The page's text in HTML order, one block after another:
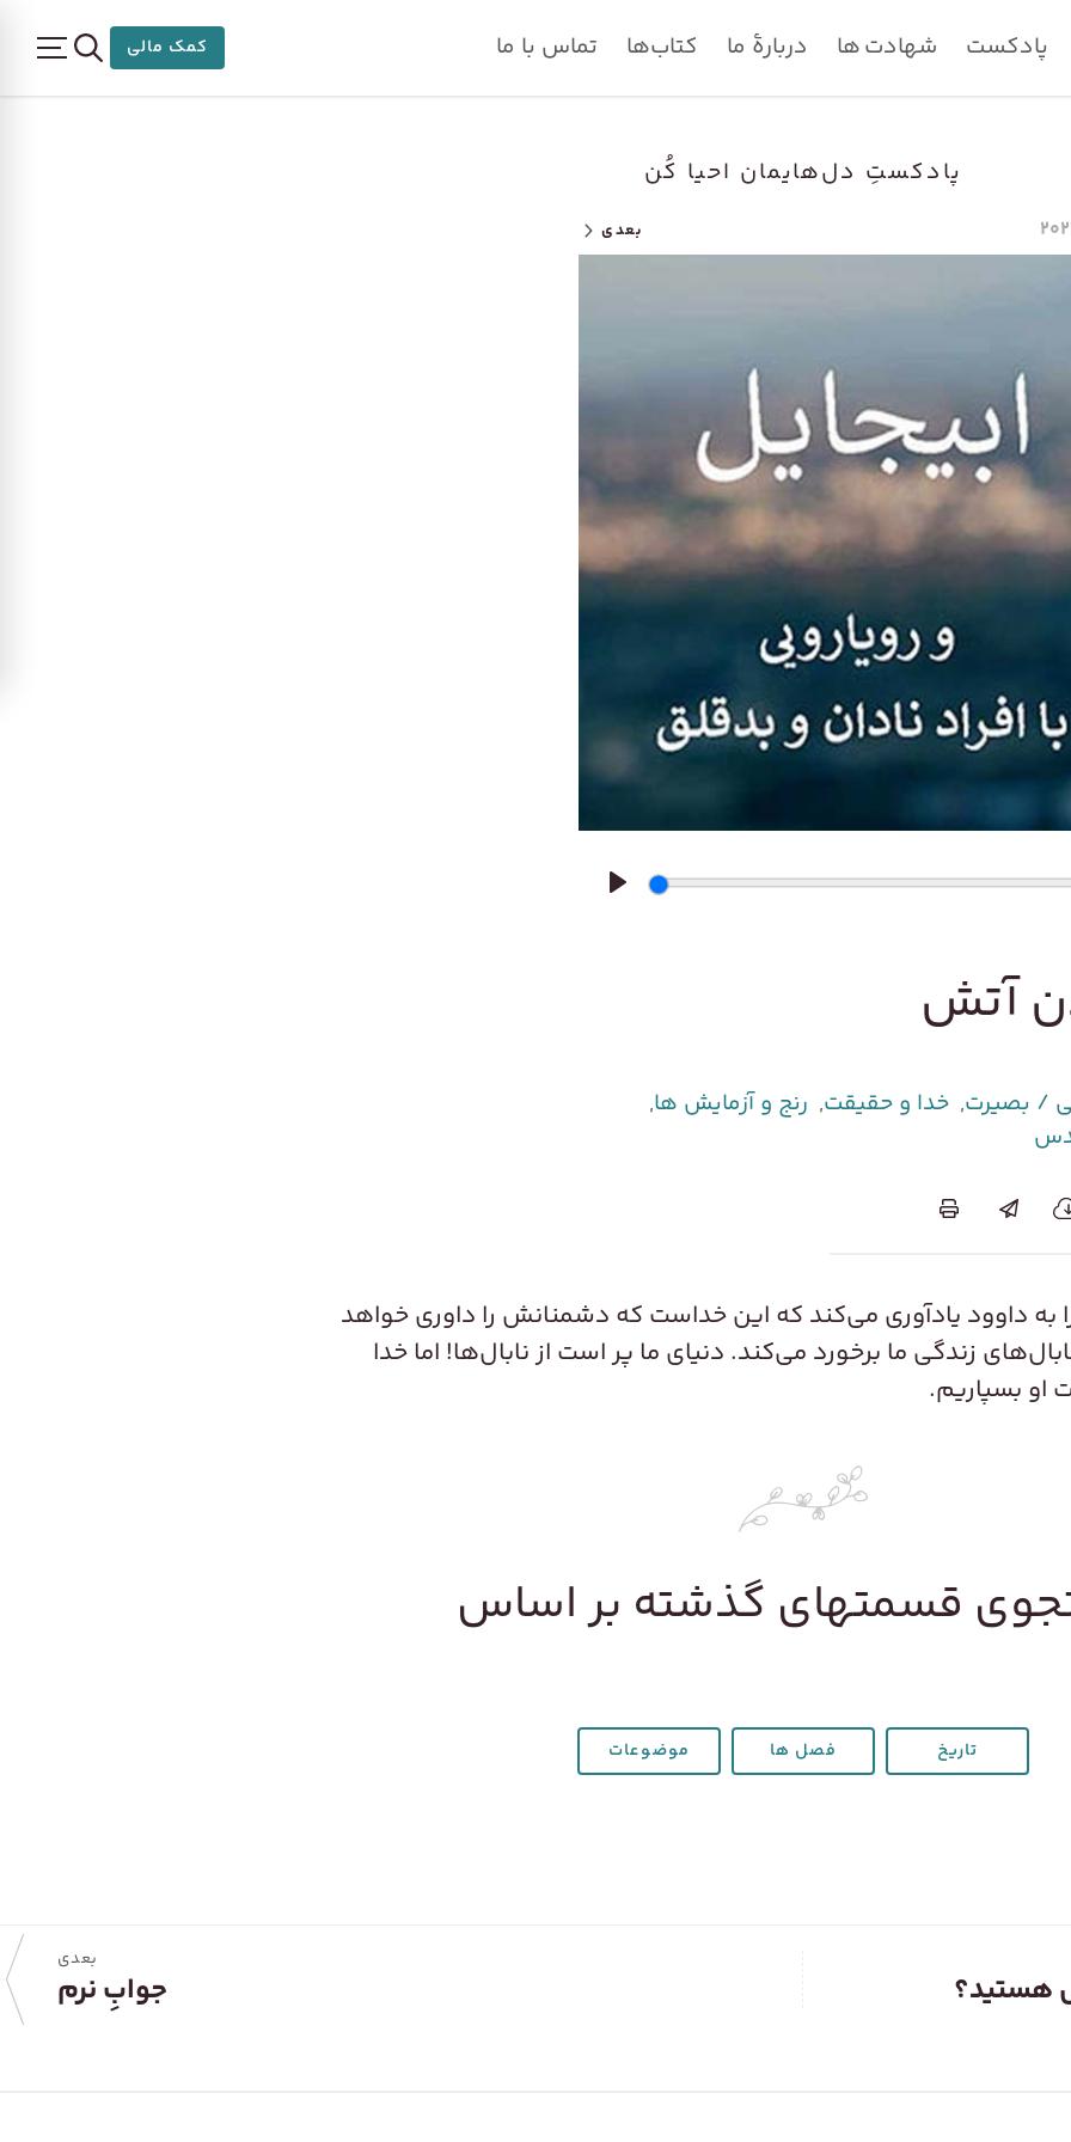
پادکست شهادت ها دربارۀ ما کتاب‌ها تماس با ما کمک مالی
پادکستِ دل‌هایمان احیا کُن
بعدی
Play
آتش
/ بصیرت, خدا و حقیقت, رنج و آزمایش‌ ها,
به داوود یادآوری می‌کند که این خداست که دشمنانش را داوری خواهد
زندگی ما برخورد می‌کند. دنیای ما پر است از نابال‌ها! اما خدا
او بسپاریم.
قسمتهای گذشته بر اساس
تاریخ فصل ها موضوعات
هستید؟
بعدی
جوابِ نرم